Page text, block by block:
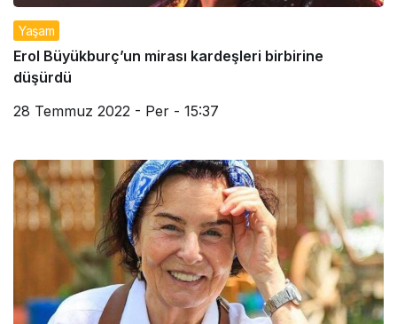
Yaşam
Erol Büyükburç’un mirası kardeşleri birbirine
düşürdü
28 Temmuz 2022 - Per - 15:37